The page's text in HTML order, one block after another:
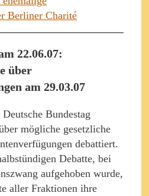
Berliner Charité
22.06.07:
über
am 29.03.07
Bundestag
mögliche gesetzliche
debattiert.
Debatte, bei
aufgehoben wurde,
aller Fraktionen ihre